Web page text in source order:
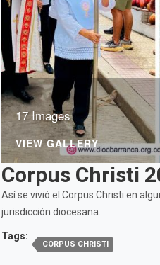
17 Images
VIEW GALLERY
Corpus Christi
Así se vivió el Corpus Christi en
jurisdicción diocesana.
Tags:
CORPUS CHRISTI